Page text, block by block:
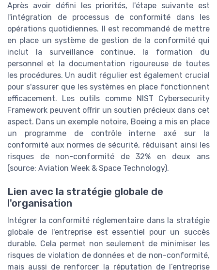
Après avoir défini les priorités, l'étape suivante est
l'intégration de processus de conformité dans les
opérations quotidiennes. Il est recommandé de mettre
en place un système de gestion de la conformité qui
inclut la surveillance continue, la formation du
personnel et la documentation rigoureuse de toutes
les procédures. Un audit régulier est également crucial
pour s'assurer que les systèmes en place fonctionnent
efficacement. Les outils comme NIST Cybersecurity
Framework peuvent offrir un soutien précieux dans cet
aspect. Dans un exemple notoire, Boeing a mis en place
un programme de contrôle interne axé sur la
conformité aux normes de sécurité, réduisant ainsi les
risques de non-conformité de 32% en deux ans
(source: Aviation Week & Space Technology).
Lien avec la stratégie globale de
l'organisation
Intégrer la conformité réglementaire dans la stratégie
globale de l'entreprise est essentiel pour un succès
durable. Cela permet non seulement de minimiser les
risques de violation de données et de non-conformité,
mais aussi de renforcer la réputation de l’entreprise